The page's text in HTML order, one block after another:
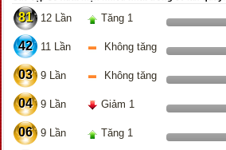
81 12 Lần Tăng 1
42 11 Lần Không tăng
03 9 Lần Không tăng
04 9 Lần Giảm 1
06 9 Lần Tăng 1